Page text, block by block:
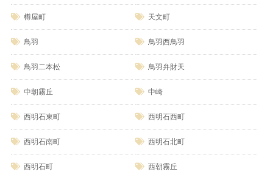
樽屋町 天文町
鳥羽 鳥羽西鳥羽
鳥羽二本松 鳥羽弁財天
中朝霧丘 中崎
西明石東町 西明石西町
西明石南町 西明石北町
西明石町 西朝霧丘